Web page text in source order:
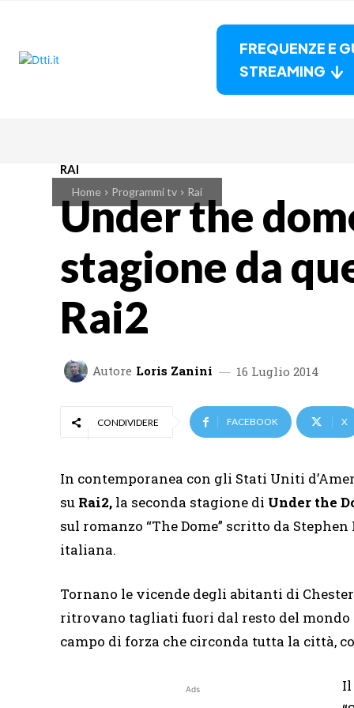
FREQUENZE E
STREAMING
Home Programmi tv Rai
RAI
Under the
stagione da
Rai2
Autore Loris Zanini 16 Luglio 2014
CONDIVIDERE FACEBOOK X
In contemporanea con gli Stati Uniti
su Rai2, la seconda stagione di Under the
sul romanzo “The Dome” scritto da
italiana.
Tornano le vicende degli abitanti di
ritrovano tagliati fuori dal resto del mondo
campo di forza che circonda tutta la città,
Ads
Il